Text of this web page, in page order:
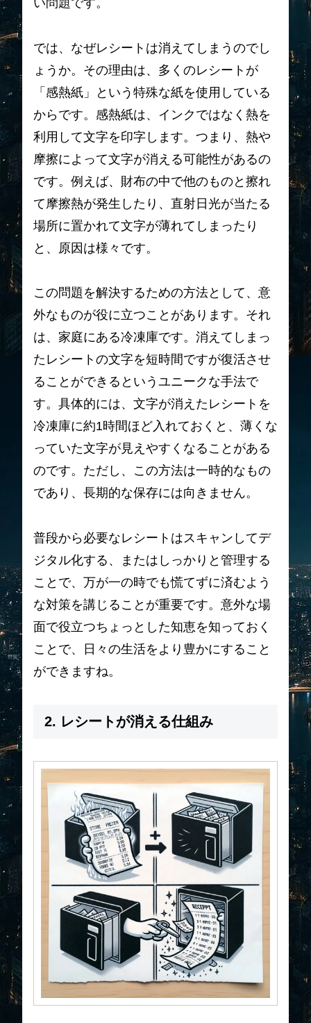
い問題です。
では、なぜレシートは消えてしまうのでし
ょうか。その理由は、多くのレシートが
「感熱紙」という特殊な紙を使用している
からです。感熱紙は、インクではなく熱を
利用して文字を印字します。つまり、熱や
摩擦によって文字が消える可能性があるの
です。例えば、財布の中で他のものと擦れ
て摩擦熱が発生したり、直射日光が当たる
場所に置かれて文字が薄れてしまったり
と、原因は様々です。
この問題を解決するための方法として、意
外なものが役に立つことがあります。それ
は、家庭にある冷凍庫です。消えてしまっ
たレシートの文字を短時間ですが復活させ
ることができるというユニークな手法で
す。具体的には、文字が消えたレシートを
冷凍庫に約1時間ほど入れておくと、薄くな
っていた文字が見えやすくなることがある
のです。ただし、この方法は一時的なもの
であり、長期的な保存には向きません。
普段から必要なレシートはスキャンしてデ
ジタル化する、またはしっかりと管理する
ことで、万が一の時でも慌てずに済むよう
な対策を講じることが重要です。意外な場
面で役立つちょっとした知恵を知っておく
ことで、日々の生活をより豊かにすること
ができますね。
2. レシートが消える仕組み